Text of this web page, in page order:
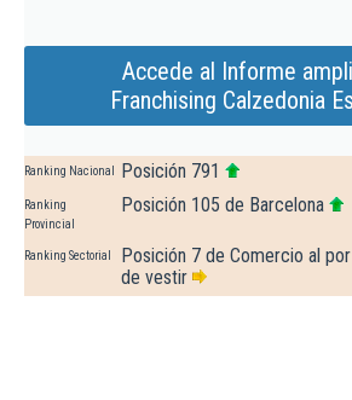
Accede al Informe
Franchising Calzedonia
Ranking Nacional Posición 791
Ranking
Provincial
Posición 105 de Barcelona
Ranking Sectorial
Posición 7 de Comercio al
de vestir